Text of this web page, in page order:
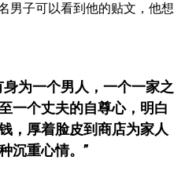
男子可以看到他的贴文，他想
为一个男人，一个一家之
一个丈夫的自尊心，明白
，厚着脸皮到商店为家人
沉重心情。”